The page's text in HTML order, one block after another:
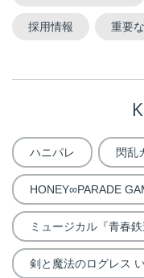
採用情報 重要
ハニパレ 閃乱
HONEY∞PARADE
ミュージカル『青春鉄
剣と魔法のログレス